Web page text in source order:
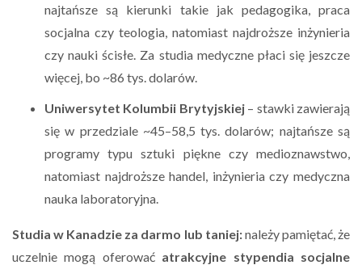
najtańsze są kierunki takie jak pedagogika, praca
socjalna czy teologia, natomiast najdroższe inżynieria
czy nauki ścisłe. Za studia medyczne płaci się jeszcze
więcej, bo ~86 tys. dolarów.
Uniwersytet Kolumbii Brytyjskiej– stawki zawierają
się w przedziale ~45–58,5 tys. dolarów; najtańsze są
programy typu sztuki piękne czy medioznawstwo,
natomiast najdroższe handel, inżynieria czy medyczna
nauka laboratoryjna.
Studia w Kanadzie za darmo lub taniej:należy pamiętać, że
uczelnie mogą oferowaćatrakcyjne stypendia socjalne